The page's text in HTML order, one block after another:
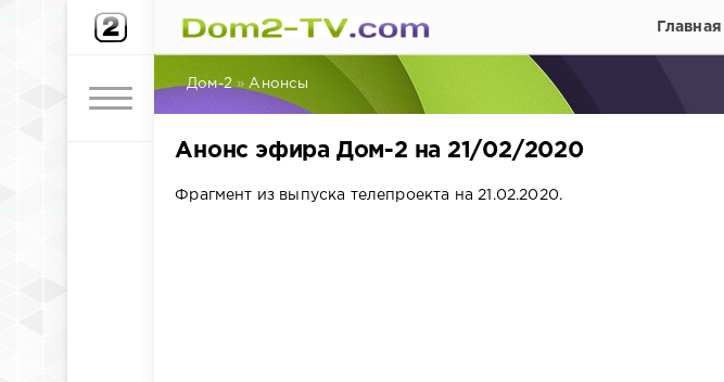
Главная
Дом-2 » Анонсы
Анонс эфира Дом-2 на 21/02/2020
Фрагмент из выпуска телепроекта на 21.02.2020.